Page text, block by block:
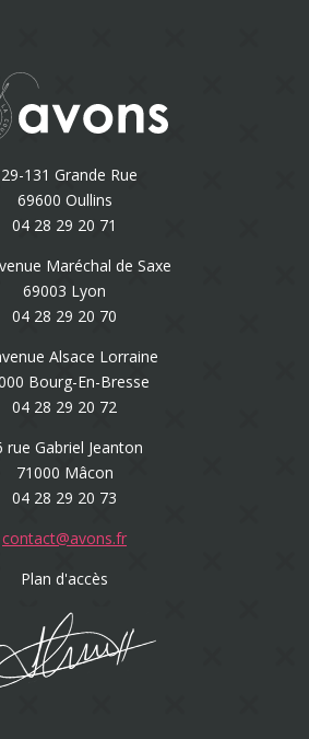
131 Grande Rue
69600 Oullins
04 28 29 20 71
Maréchal de Saxe
69003 Lyon
04 28 29 20 70
Alsace Lorraine
Bourg-En-Bresse
04 28 29 20 72
rue Gabriel Jeanton
71000 Mâcon
04 28 29 20 73
contact@avons.fr
Plan d'accès